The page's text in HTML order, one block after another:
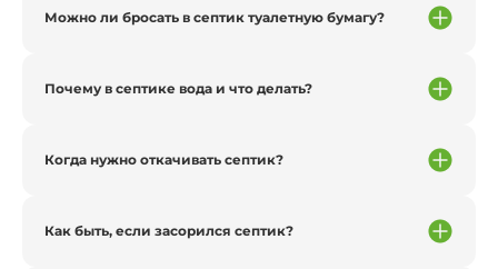
Можно ли бросать в септик туалетную бумагу?
Почему в септике вода и что делать?
Когда нужно откачивать септик?
Как быть, если засорился септик?